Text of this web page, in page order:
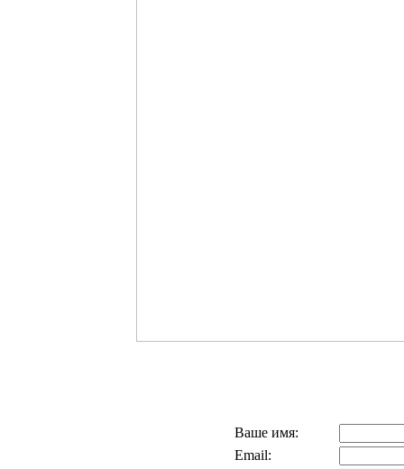
Ваше имя:
Email: